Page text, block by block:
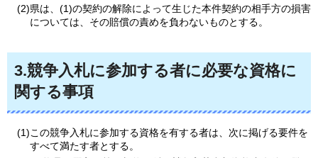
(2)県は、(1)の契約の解除によって生じた本件契約の相手方の損害
については、その賠償の責めを負わないものとする。
3.競争入札に参加する者に必要な資格に
関する事項
(1)この競争入札に参加する資格を有する者は、次に掲げる要件を
すべて満たす者とする。